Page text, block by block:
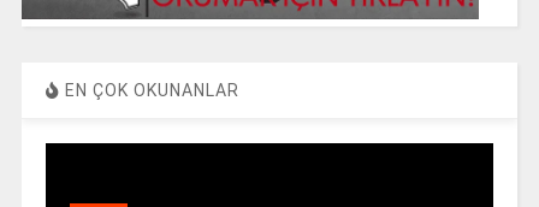
EN ÇOK OKUNANLAR